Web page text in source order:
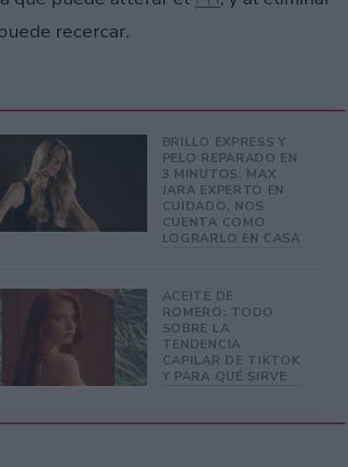
recercar.
BRILLO EXPRESS Y
PELO REPARADO EN
3 MINUTOS: MAX
JARA EXPERTO EN
CUIDADO, NOS
CUENTA COMO
LOGRARLO EN CASA
ACEITE DE
ROMERO: TODO
SOBRE LA
TENDENCIA
CAPILAR DE TIKTOK
Y PARA QUÉ SIRVE